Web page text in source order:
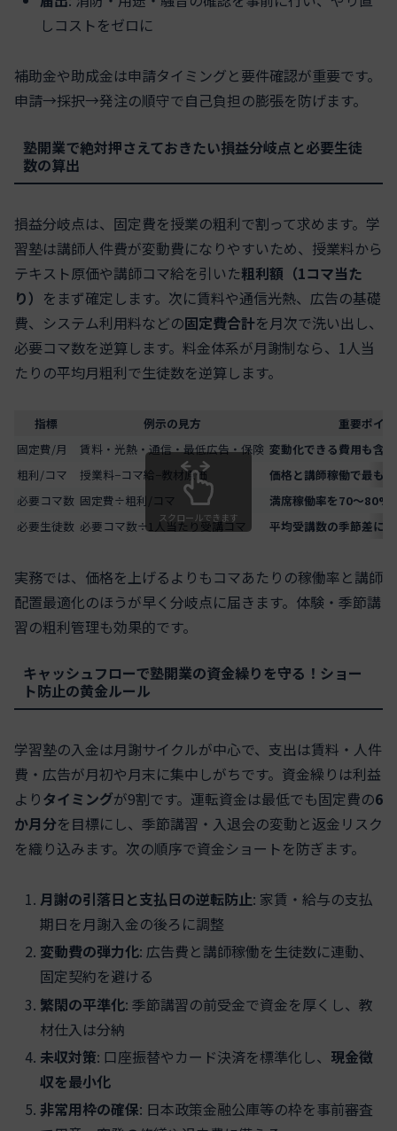
しコストをゼロに
補助金や助成金は申請タイミングと要件確認が重要です。
申請→採択→発注の順守で自己負担の膨張を防げます。
塾開業で絶対押さえておきたい損益分岐点と必要生徒
数の算出
損益分岐点は、固定費を授業の粗利で割って求めます。学
習塾は講師人件費が変動費になりやすいため、授業料から
テキスト原価や講師コマ給を引いた粗利額（1コマ当た
り） をまず確定します。次に賃料や通信光熱、広告の基礎
費、システム利用料などの固定費合計を月次で洗い出し、
必要コマ数を逆算します。料金体系が月謝制なら、1人当
たりの平均月粗利で生徒数を逆算します。
指標 例示の見方
重要ポイ
固定費/月
賃料・光熱・通信・最低広告・保険 変動化できる費用も含
粗利/コマ
授業料−コマ給−教材原価
価格と講師稼働で最も
必要コマ数 固定費÷粗利/コマ
満席稼働率を70〜80%
必要生徒数 必要コマ数÷1人当たり受講コマ 平均受講数の季節差に
スクロールできます
実務では、価格を上げるよりもコマあたりの稼働率と講師
配置最適化のほうが早く分岐点に届きます。体験・季節講
習の粗利管理も効果的です。
キャッシュフローで塾開業の資金繰りを守る！ショー
ト防止の黄金ルール
学習塾の入金は月謝サイクルが中心で、支出は賃料・人件
費・広告が月初や月末に集中しがちです。資金繰りは利益
よりタイミングが9割です。運転資金は最低でも固定費の6
か月分を目標にし、季節講習・入退会の変動と返金リスク
を織り込みます。次の順序で資金ショートを防ぎます。
月謝の引落日と支払日の逆転防止: 家賃・給与の支払
期日を月謝入金の後ろに調整
変動費の弾力化: 広告費と講師稼働を生徒数に連動、
固定契約を避ける
繁閑の平準化: 季節講習の前受金で資金を厚くし、教
材仕入は分納
未収対策: 口座振替やカード決済を標準化し、 現金徴
収を最小化
非常用枠の確保: 日本政策金融公庫等の枠を事前審査